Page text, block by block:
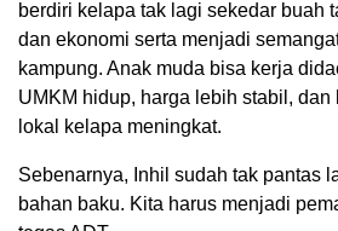
berdiri kelapa tak lagi sekedar buah
dan ekonomi serta menjadi
kampung. Anak muda bisa kerja
UMKM hidup, harga lebih stabil, dan
lokal kelapa meningkat.
Sebenarnya, Inhil sudah tak pantas
bahan baku. Kita harus menjadi